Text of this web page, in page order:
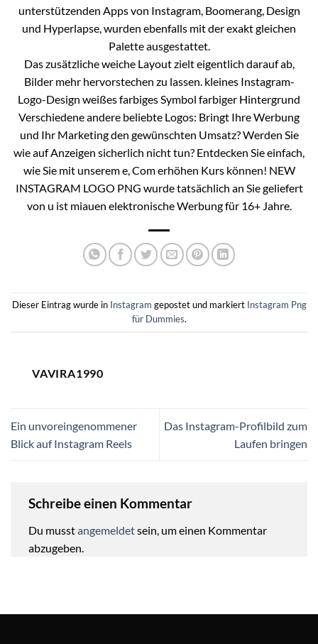
unterstützenden Apps von Instagram, Boomerang, Design
und Hyperlapse, wurden ebenfalls mit der exakt gleichen
Palette ausgestattet.
Das zusätzliche weiche Layout zielt eigentlich darauf ab,
Bilder mehr hervorstechen zu lassen. kleines Instagram-
Logo-Design weißes farbiges Symbol farbiger Hintergrund
Verschiedene andere beliebte Logos: Bringt Ihre Werbung
und Ihr Marketing den gewünschten Umsatz? Werden Sie
wie auf Anzeigen sicherlich nicht tun? Entdecken Sie einfach,
wie Sie mit unserem e, Com erhöhen Kurs können! NEW
INSTAGRAM LOGO PNG wurde tatsächlich an Sie geliefert
von u ist miauen elektronische Werbung für 16+ Jahre.
Dieser Eintrag wurde in Instagram gepostet und markiert Instagram Png
für Dummies.
VAVIRA1990
Ein unvoreingenommener
Blick auf Instagram Reels
Das Instagram-Profilbild zum
Laufen bringen
Schreibe einen Kommentar
Du musstangemeldetsein, um einen Kommentar
abzugeben.